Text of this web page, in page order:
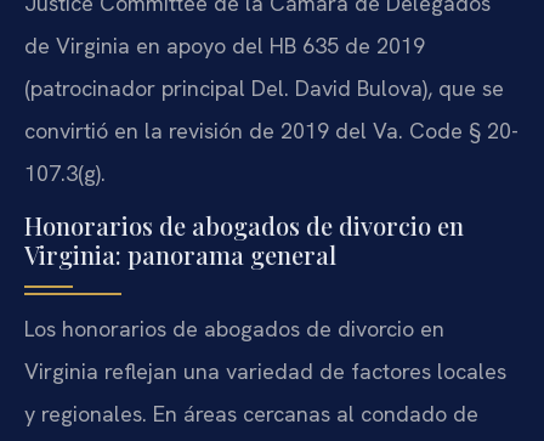
de Virginia en apoyo del HB 635 de 2019
(patrocinador principal Del. David Bulova), que se
convirtió en la revisión de 2019 del Va. Code § 20-
107.3(g).
Honorarios de abogados de divorcio en
Virginia: panorama general
Los honorarios de abogados de divorcio en
Virginia reflejan una variedad de factores locales
y regionales. En áreas cercanas al condado de